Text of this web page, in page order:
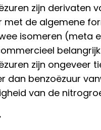
zijn derivaten
met de algemene
isomeren (meta
zijn ongeveer
dan benzoëzuur
van de